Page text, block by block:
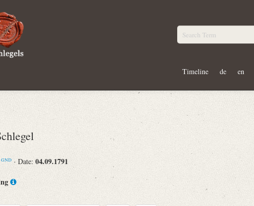
Timeline de en
GND · Date: 04.09.1791